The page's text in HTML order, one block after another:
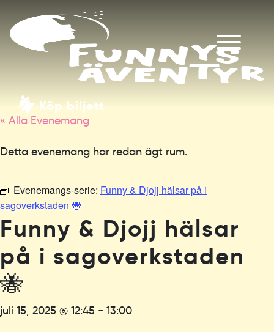
Köp biljett
« Alla Evenemang
Detta evenemang har redan ägt rum.
Evenemangs-serie: Funny & Djojj hälsar på i
sagoverkstaden 🐝
Funny & Djojj hälsar
på i sagoverkstaden
🐝
juli 15, 2025 @ 12:45 - 13:00